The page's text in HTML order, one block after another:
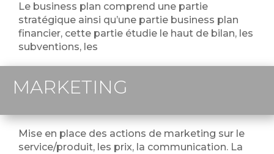
Le business plan comprend une partie
stratégique ainsi qu’une partie business plan
financier, cette partie étudie le haut de bilan, les
subventions, les
MARKETING
Mise en place des actions de marketing sur le
service/produit, les prix, la communication. La